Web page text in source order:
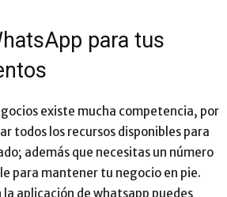
para tus
existe mucha competencia, por
todos los recursos disponibles para
además que necesitas un número
para mantener tu negocio en pie.
la aplicación de whatsapp puedes